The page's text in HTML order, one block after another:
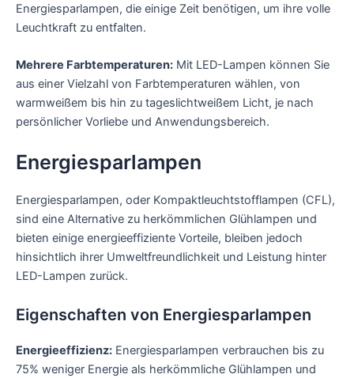
Energiesparlampen, die einige Zeit benötigen, um ihre volle
Leuchtkraft zu entfalten.
Mehrere Farbtemperaturen: Mit LED-Lampen können Sie
aus einer Vielzahl von Farbtemperaturen wählen, von
warmweißem bis hin zu tageslichtweißem Licht, je nach
persönlicher Vorliebe und Anwendungsbereich.
Energiesparlampen
Energiesparlampen, oder Kompaktleuchtstofflampen (CFL),
sind eine Alternative zu herkömmlichen Glühlampen und
bieten einige energieeffiziente Vorteile, bleiben jedoch
hinsichtlich ihrer Umweltfreundlichkeit und Leistung hinter
LED-Lampen zurück.
Eigenschaften von Energiesparlampen
Energieeffizienz: Energiesparlampen verbrauchen bis zu
75% weniger Energie als herkömmliche Glühlampen und